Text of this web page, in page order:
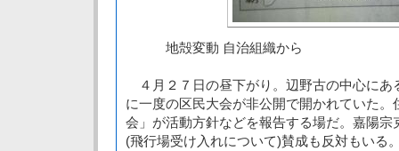
地殻変動 自治組織から
４月２７日の昼下がり。辺野古の中心にあ
に一度の区民大会が非公開で開かれていた。
会」が活動方針などを報告する場だ。嘉陽宗
(飛行場受け入れについて)賛成も反対もいる